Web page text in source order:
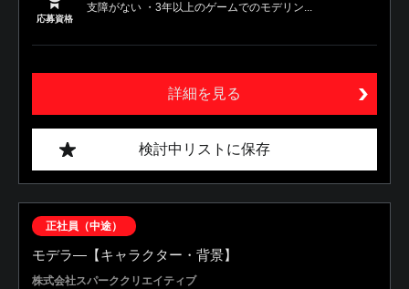
応募資格
支障がない ・3年以上のゲームでのモデリン...
詳細を見る
検討中リストに保存
正社員（中途）
モデラ―【キャラクター・背景】
株式会社スパーククリエイティブ